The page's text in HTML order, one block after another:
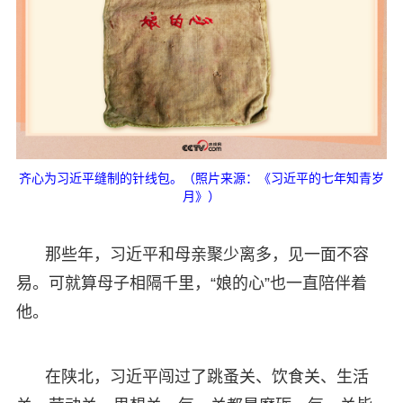
齐心为习近平缝制的针线包。（照片来源：《习近平的七年知青岁
月》）
那些年，习近平和母亲聚少离多，见一面不容
易。可就算母子相隔千里，“娘的心”也一直陪伴着
他。
在陕北，习近平闯过了跳蚤关、饮食关、生活